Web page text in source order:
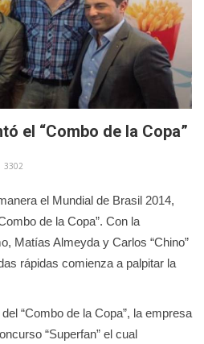
el “Combo de la Copa”
3302
el Mundial de Brasil 2014,
de la Copa”. Con la
Matías Almeyda y Carlos “Chino”
rápidas comienza a palpitar la
“Combo de la Copa”, la empresa
“Superfan” el cual